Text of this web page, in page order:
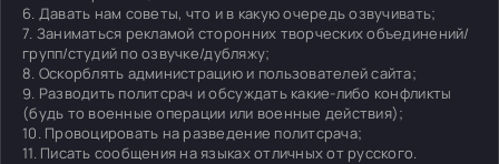
6. Давать нам советы, что и в какую очередь озвучивать;
7. Заниматься рекламой сторонних творческих объединений/
групп/студий по озвучке/дубляжу;
8. Оскорблять администрацию и пользователей сайта;
9. Разводить политсрач и обсуждать какие-либо конфликты
(будь то военные операции или военные действия);
10. Провоцировать на разведение политсрача;
11. Писать сообщения на языках отличных от русского.